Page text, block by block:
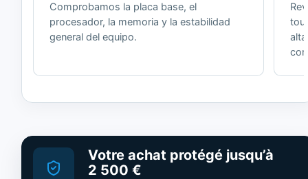
Comprobamos la placa base, el
procesador, la memoria y la estabilidad
general del equipo.
Votre achat protégé jusqu’à
2 500 €